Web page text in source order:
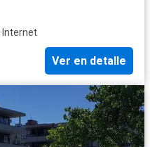
· Internet
Ver en detalle